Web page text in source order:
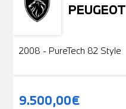
PEUGEOT
Usato
2008 - PureTech 82 Style
9.500,00€